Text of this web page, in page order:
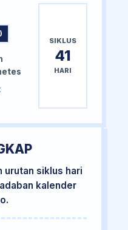
SIKLUS
41
HARI
urutan siklus hari
kalender